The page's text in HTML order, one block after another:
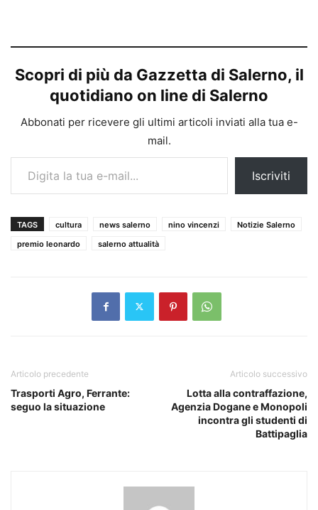
Scopri di più da Gazzetta di Salerno, il
quotidiano on line di Salerno
Abbonati per ricevere gli ultimi articoli inviati alla tua e-
mail.
Digita la tua e-mail...
Iscriviti
TAGS cultura news salerno nino vincenzi
Notizie Salerno
premio leonardo
salerno attualità
Articolo precedente
Trasporti Agro, Ferrante:
seguo la situazione
Articolo successivo
Lotta alla contraffazione,
Agenzia Dogane e Monopoli
incontra gli studenti di
Battipaglia